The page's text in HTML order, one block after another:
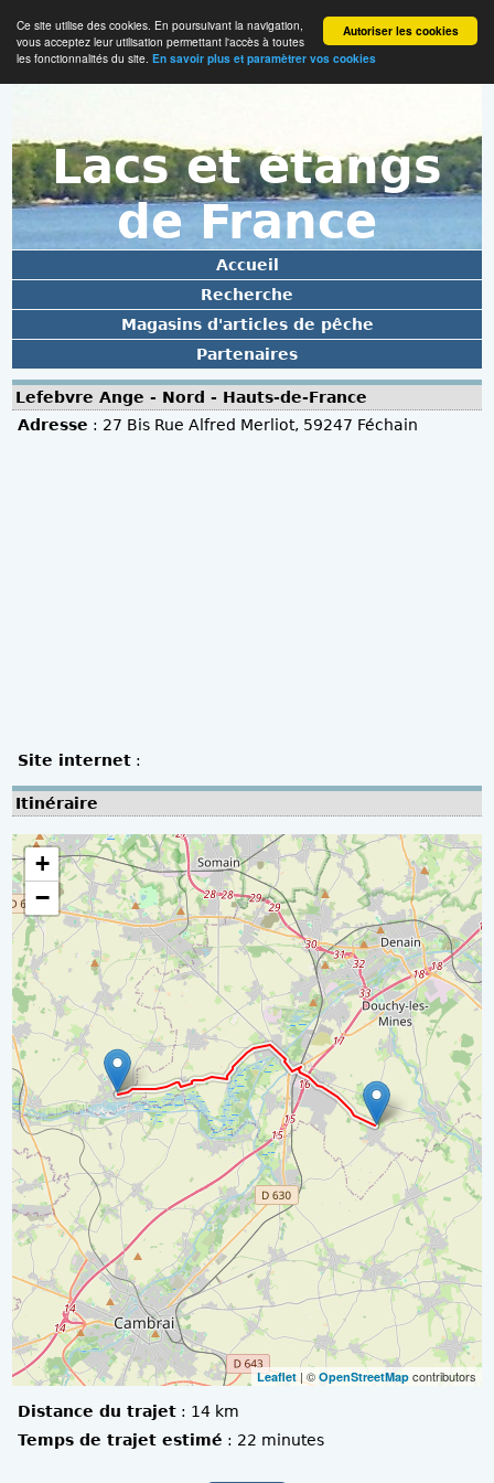
Autoriser les cookies
Ce site utilise des cookies. En poursuivant la navigation,
vous acceptez leur utilisation permettant l'accès à toutes
les fonctionnalités du site. En savoir plus et paramètrer vos cookies
Lacs et étangs
de France
Accueil
Recherche
Magasins d'articles de pêche
Partenaires
Lefebvre Ange - Nord - Hauts-de-France
Adresse : 27 Bis Rue Alfred Merliot, 59247 Féchain
Site internet :
Itinéraire
+
−
Leaflet| © OpenStreetMapcontributors
Distance du trajet : 14 km
Temps de trajet estimé : 22 minutes